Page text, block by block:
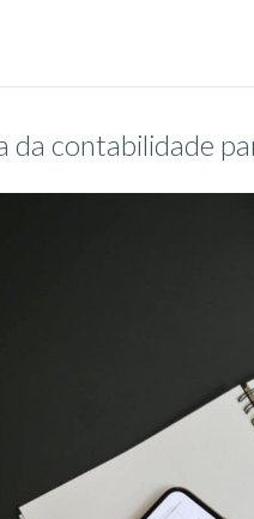
da contabilidade